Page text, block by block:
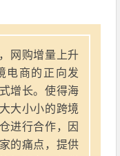
网购增量上升
电商的正向发
增长。使得海
大小小的跨境
进行合作，因
的痛点，提供